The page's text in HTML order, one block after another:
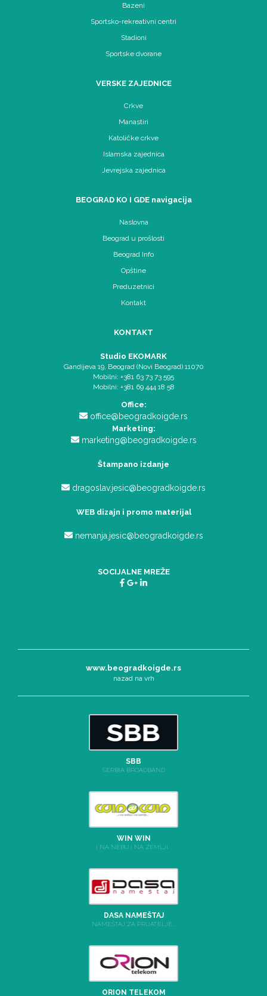
Bazeni
Sportsko-rekreativni centri
Stadioni
Sportske dvorane
VERSKE ZAJEDNICE
Crkve
Manastiri
Katoličke crkve
Islamska zajednica
Jevrejska zajednica
BEOGRAD KO I GDE navigacija
Naslovna
Beograd u prošlosti
Beograd Info
Opštine
Preduzetnici
Kontakt
KONTAKT
Studio EKOMARK
Gandijeva 19, Beograd (Novi Beograd) 11070
Mobilni: +381 63 73 73 595
Mobilni: +381 69 444 18 58
Office:
office@beogradkoigde.rs
Marketing:
marketing@beogradkoigde.rs
Štampano izdanje
dragoslav.jesic@beogradkoigde.rs
WEB dizajn i promo materijal
nemanja.jesic@beogradkoigde.rs
SOCIJALNE MREŽE
www.beogradkoigde.rs
nazad na vrh
SBB
SERBIA BROADBAND
WIN WIN
I NA NEBU I NA ZEMLJI...
DASA NAMEŠTAJ
NAMEŠTAJ ZA PRIJATELJE...
ORION TELEKOM